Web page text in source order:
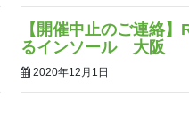
【開催中止のご連絡
るインソール 大阪
2020年12月1日